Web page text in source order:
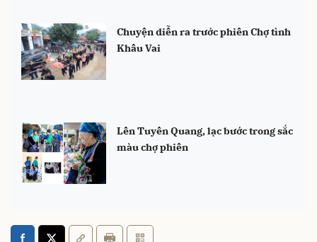
Chuyện diễn ra trước phiên Chợ tình
Khâu Vai
Lên Tuyên Quang, lạc bước trong sắc
màu chợ phiên